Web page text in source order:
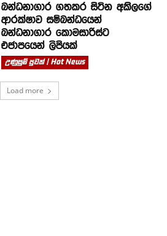
බන්ධනාගාර ගතකර සිටින අකිලගේ
ආරක්ෂාව සම්බන්ධයෙන්
බන්ධනාගාර කොමසාරිස්ට
එජාපයෙන් ලිපියක්
උණුසුම් පුවත් | Hot News
Load more